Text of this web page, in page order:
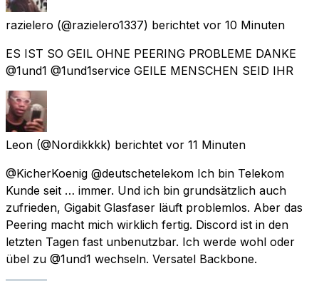
razielero (@razielero1337) berichtet vor 10 Minuten
ES IST SO GEIL OHNE PEERING PROBLEME DANKE
@1und1 @1und1service GEILE MENSCHEN SEID IHR
Leon (@Nordikkkk) berichtet vor 11 Minuten
@KicherKoenig @deutschetelekom Ich bin Telekom
Kunde seit … immer. Und ich bin grundsätzlich auch
zufrieden, Gigabit Glasfaser läuft problemlos. Aber das
Peering macht mich wirklich fertig. Discord ist in den
letzten Tagen fast unbenutzbar. Ich werde wohl oder
übel zu @1und1 wechseln. Versatel Backbone.